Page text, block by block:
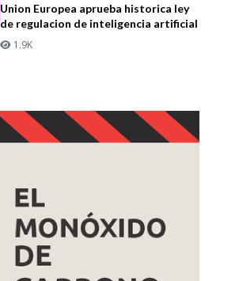
Union Europea aprueba historica ley
de regulacion de inteligencia artificial
1.9K